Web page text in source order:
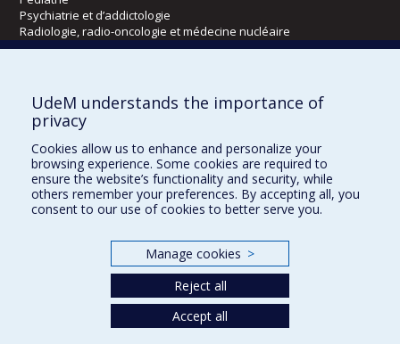
Psychiatrie et d’addictologie
Radiologie, radio-oncologie et médecine nucléaire
Écoles
Kinésiologie et des sciences de l’activité physique
Orthophonie et audiologie
Réadaptation
Directions
DPC
UdeM understands the importance of
privacy
Cookies allow us to enhance and personalize your
browsing experience. Some cookies are required to
ensure the website’s functionality and security, while
others remember your preferences. By accepting all, you
consent to our use of cookies to better serve you.
Manage cookies >
Reject all
Accept all